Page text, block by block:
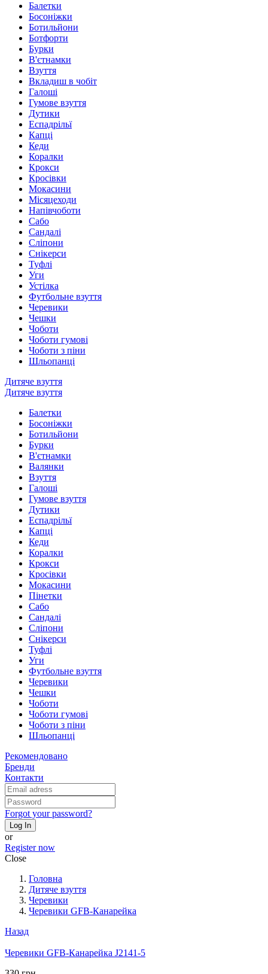
Балетки
Босоніжки
Ботильйони
Ботфорти
Бурки
В'єтнамки
Взуття
Вкладиш в чобіт
Галоші
Гумове взуття
Дутики
Еспадрільї
Капці
Кеди
Коралки
Крокси
Кросівки
Мокасини
Місяцеходи
Напівчоботи
Сабо
Сандалі
Сліпони
Снікерси
Туфлі
Уги
Устілка
Футбольне взуття
Черевики
Чешки
Чоботи
Чоботи гумові
Чоботи з піни
Шльопанці
Дитяче взуття
Дитяче взуття
Балетки
Босоніжки
Ботильйони
Бурки
В'єтнамки
Валянки
Взуття
Галоші
Гумове взуття
Дутики
Еспадрільї
Капці
Кеди
Коралки
Крокси
Кросівки
Мокасини
Пінетки
Сабо
Сандалі
Сліпони
Снікерси
Туфлі
Уги
Футбольне взуття
Черевики
Чешки
Чоботи
Чоботи гумові
Чоботи з піни
Шльопанці
Рекомендовано
Бренди
Контакти
Forgot your password?
Log In
or
Register now
Close
Головна
Дитяче взуття
Черевики
Черевики GFB-Канарейка
Назад
Черевики GFB-Канарейка J2141-5